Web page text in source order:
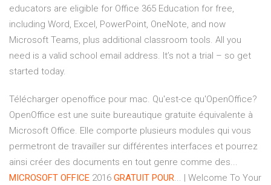
educators are eligible for Office 365 Education for free,
including Word, Excel, PowerPoint, OneNote, and now
Microsoft Teams, plus additional classroom tools. All you
need is a valid school email address. It’s not a trial – so get
started today.
Télécharger openoffice pour mac. Qu'est-ce qu'OpenOffice?
OpenOffice est une suite bureautique gratuite équivalente à
Microsoft Office. Elle comporte plusieurs modules qui vous
permetront de travailler sur différentes interfaces et pourrez
ainsi créer des documents en tout genre comme des...
MICROSOFT OFFICE 2016 GRATUIT POUR... | Welcome To Your